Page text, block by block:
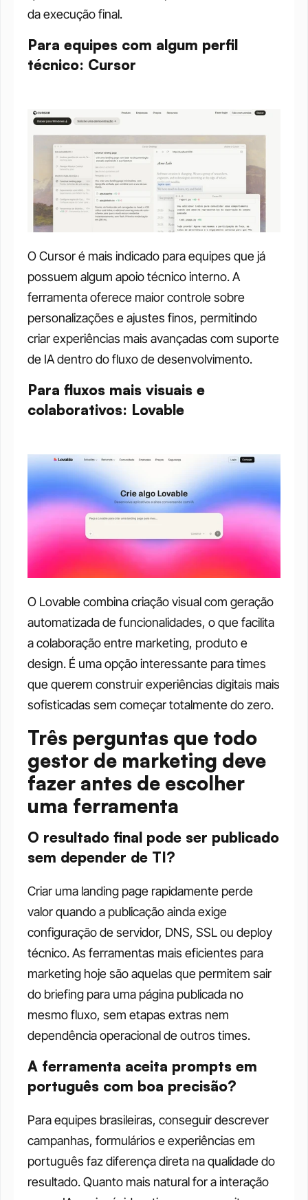
da execução final.
Para equipes com algum perfil
técnico: Cursor
O Cursor é mais indicado para equipes que já
possuem algum apoio técnico interno. A
ferramenta oferece maior controle sobre
personalizações e ajustes finos, permitindo
criar experiências mais avançadas com suporte
de IA dentro do fluxo de desenvolvimento.
Para fluxos mais visuais e
colaborativos: Lovable
O Lovable combina criação visual com geração
automatizada de funcionalidades, o que facilita
a colaboração entre marketing, produto e
design. É uma opção interessante para times
que querem construir experiências digitais mais
sofisticadas sem começar totalmente do zero.
Três perguntas que todo
gestor de marketing deve
fazer antes de escolher
uma ferramenta
O resultado final pode ser publicado
sem depender de TI?
Criar uma landing page rapidamente perde
valor quando a publicação ainda exige
configuração de servidor, DNS, SSL ou deploy
técnico. As ferramentas mais eficientes para
marketing hoje são aquelas que permitem sair
do briefing para uma página publicada no
mesmo fluxo, sem etapas extras nem
dependência operacional de outros times.
A ferramenta aceita prompts em
português com boa precisão?
Para equipes brasileiras, conseguir descrever
campanhas, formulários e experiências em
português faz diferença direta na qualidade do
resultado. Quanto mais natural for a interação